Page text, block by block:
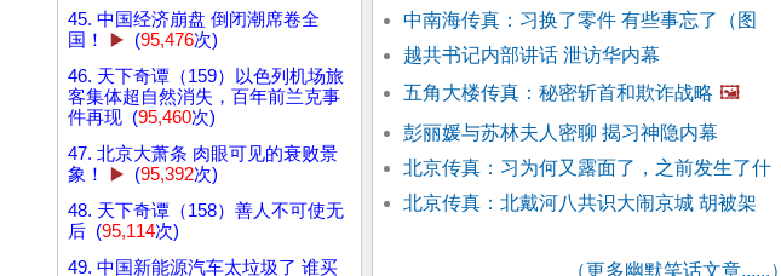
45. 中国经济崩盘 倒闭潮席卷全
国！
▶️ (95,476次)
46. 天下奇谭（159）以色列机场旅
客集体超自然消失，百年前兰克事
件再现 (95,460次)
47. 北京大萧条 肉眼可见的衰败景
象！
▶️ (95,392次)
48. 天下奇谭（158）善人不可使无
后 (95,114次)
49. 中国新能源汽车太垃圾了 谁买
中南海传真：习换了零件 有些事忘了（图
越共书记内部讲话 泄访华内幕
五角大楼传真：秘密斩首和欺诈战略 🖼️
彭丽媛与苏林夫人密聊 揭习神隐内幕
北京传真：习为何又露面了，之前发生了什
北京传真：北戴河八共识大闹京城 胡被架
（更多幽默笑话文章......）